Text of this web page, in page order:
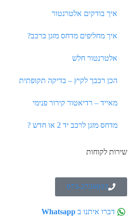
איך בודקים אלטרנטור
איך מחליפים מדחס מזגן ברכב?
אלטרנטור חלש
הכן רכבך לקיץ – בדיקה תקופתית
מאייד – רדיאטור קירור פנימי
מדחס מזגן לרכב יד 2 או חדש ?
שירות לקוחות
073-2726033
דברו איתנו בWhatsapp